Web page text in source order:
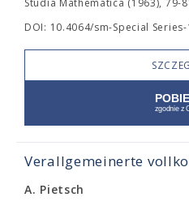
Studia Mathematica (1963), 79-
DOI: 10.4064/sm-Special
Verallgemeinerte
A. Pietsch